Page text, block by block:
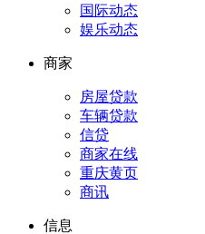
国际动态
娱乐动态
商家
房屋贷款
车辆贷款
信贷
商家在线
重庆黄页
商讯
信息